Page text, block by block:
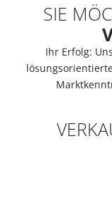
SIE
Ihr Erfolg: